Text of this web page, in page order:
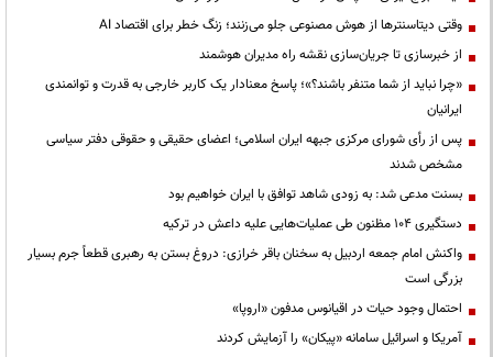
وقتی دیتاسنترها از هوش مصنوعی جلو می‌زنند؛ زنگ خطر برای اقتصاد AI
از خبرسازی تا جریان‌سازی نقشه راه مدیران هوشمند
«چرا نباید از شما متنفر باشند؟»؛ پاسخ معنادار یک کاربر خارجی به قدرت و توانمندی
ایرانیان
پس از رأی شورای مرکزی جبهه ایران اسلامی؛ اعضای حقیقی و حقوقی دفتر سیاسی
مشخص شدند
بسنت مدعی شد: به زودی شاهد توافق با ایران خواهیم بود
دستگیری ۱۰۴ مظنون طی عملیات‌هایی علیه داعش در ترکیه
واکنش امام جمعه اردبیل به سخنان باقر خرازی: دروغ بستن به رهبری قطعاً جرم بسیار
بزرگی است
احتمال وجود حیات در اقیانوس مدفون «اروپا»
آمریکا و اسرائیل سامانه «پیکان» را آزمایش کردند